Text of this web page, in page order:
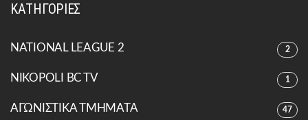
ΚΑΤΗΓΟΡΙΕΣ
NATIONAL LEAGUE 2 2
NIKOPOLI BC TV 1
ΑΓΩΝΙΣΤΙΚΑ ΤΜΗΜΑΤΑ 47